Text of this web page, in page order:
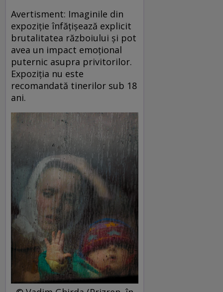
Avertisment: Imaginile din
expoziție înfățișează explicit
brutalitatea războiului și pot
avea un impact emoțional
puternic asupra privitorilor.
Expoziția nu este
recomandată tinerilor sub 18
ani.